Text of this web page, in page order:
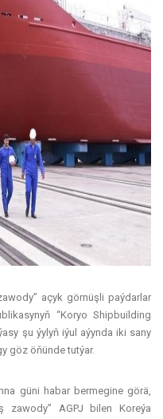
açyk görnüşli paýdarlar
“Koryo Shipbuilding
şu ýylyň iýul aýynda iki sany
göz öňünde tutýar.
güni habar bermegine görä,
zawody” AGPJ bilen Koreýa